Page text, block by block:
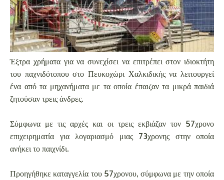
Έξτρα χρήματα για να συνεχίσει να επιτρέπει στον ιδιοκτήτη
του παχνιδότοπου στο Πευκοχώρι Χαλκιδικής να λειτουργεί
ένα από τα μηχανήματα με τα οποία έπαιζαν τα μικρά παιδιά
ζητούσαν τρεις άνδρες.
Σύμφωνα με τις αρχές και οι τρεις εκβιάζαν τον 57χρονο
επιχειρηματία για λογαριασμό μιας 73χρονης στην οποία
ανήκει το παιχνίδι.
Προηγήθηκε καταγγελία του 57χρονου, σύμφωνα με την οποία